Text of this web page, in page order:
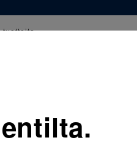
verkkokauppaan? Tilaa ne
Sijainti:Tarvikkeet / Oikominen